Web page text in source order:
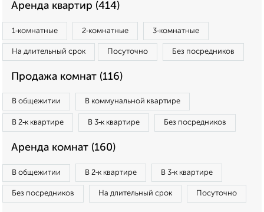
Аренда квартир (414)
1‑комнатные 2‑комнатные 3‑комнатные
На длительный срок Посуточно Без посредников
Продажа комнат (116)
В общежитии В коммунальной квартире
В 2‑к квартире В 3‑к квартире Без посредников
Аренда комнат (160)
В общежитии В 2‑к квартире В 3‑к квартире
Без посредников На длительный срок Посуточно